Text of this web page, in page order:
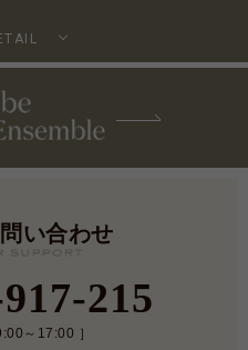
い合わせ
215
～17:00 ］